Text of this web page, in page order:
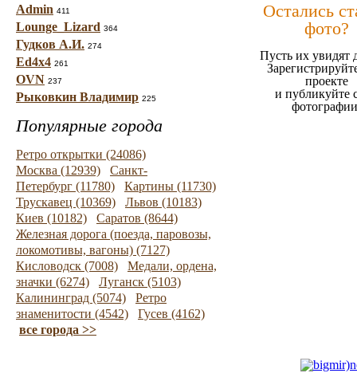
Admin 411
Lounge_Lizard 364
Гудков А.И. 274
Ed4x4 261
OVN 237
Рыковкин Владимир 225
Популярные города
Ретро открытки (24086)
Москва (12939)
Санкт-
Петербург (11780)
Картины (11730)
Трускавец (10369)
Львов (10183)
Киев (10182)
Саратов (8644)
Железная дорога (поезда, паровозы,
локомотивы, вагоны) (7127)
Кисловодск (7008)
Медали, ордена,
значки (6274)
Луганск (5103)
Калининград (5074)
Ретро
знаменитости (4542)
Гусев (4162)
все города >>
Остались
фото?
Пусть их увидят
проекте
и публикуйте